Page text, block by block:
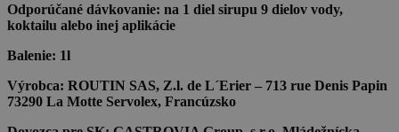
Odporúčané dávkovanie: na 1 diel sirupu 9 dielov vody,
koktailu alebo inej aplikácie
Balenie: 1l
Výrobca: ROUTIN SAS, Z.l. de L´Erier – 713 rue Denis Papin
73290 La Motte Servolex, Francúzsko